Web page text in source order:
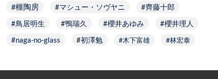
榧陶房 マシュー・ソヴヤニ
齊藤十郎
鳥居明生
鴨瑞久 櫻井あゆみ
櫻井理人
naga-no-glass
初澤勉 木下富雄 林宏泰